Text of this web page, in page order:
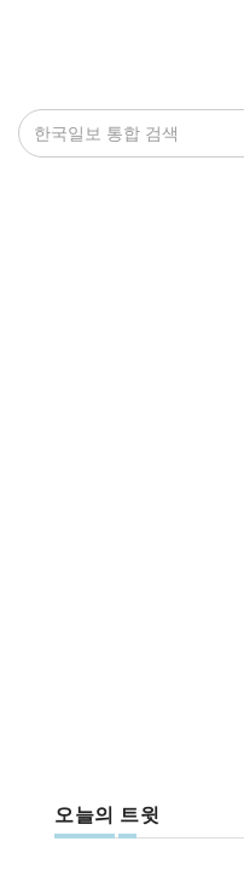
오늘의 트윗